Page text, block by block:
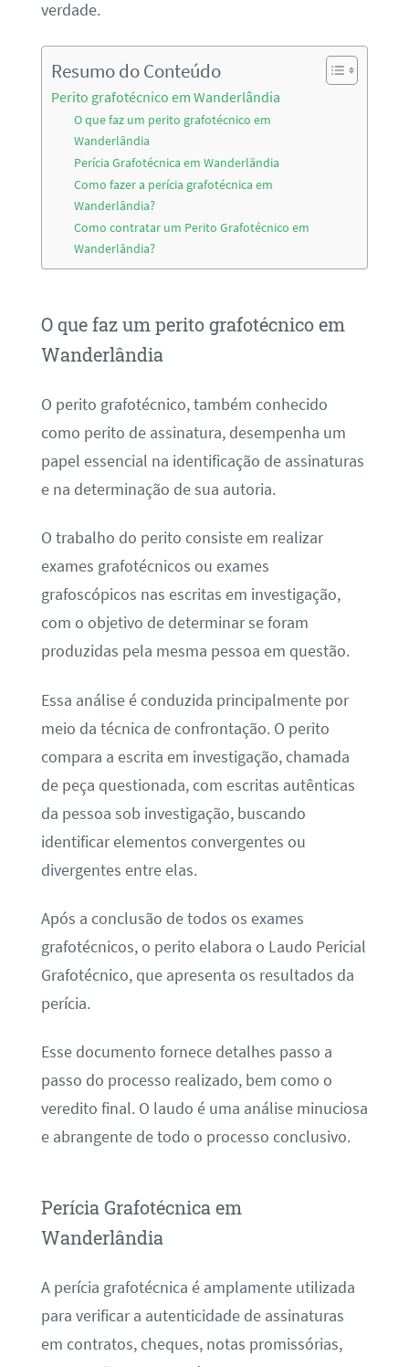
verdade.
Resumo do Conteúdo
Perito grafotécnico em Wanderlândia
O que faz um perito grafotécnico em
Wanderlândia
Perícia Grafotécnica em Wanderlândia
Como fazer a perícia grafotécnica em
Wanderlândia?
Como contratar um Perito Grafotécnico em
Wanderlândia?
O que faz um perito grafotécnico em
Wanderlândia
O perito grafotécnico, também conhecido
como perito de assinatura, desempenha um
papel essencial na identificação de assinaturas
e na determinação de sua autoria.
O trabalho do perito consiste em realizar
exames grafotécnicos ou exames
grafoscópicos nas escritas em investigação,
com o objetivo de determinar se foram
produzidas pela mesma pessoa em questão.
Essa análise é conduzida principalmente por
meio da técnica de confrontação. O perito
compara a escrita em investigação, chamada
de peça questionada, com escritas autênticas
da pessoa sob investigação, buscando
identificar elementos convergentes ou
divergentes entre elas.
Após a conclusão de todos os exames
grafotécnicos, o perito elabora o Laudo Pericial
Grafotécnico, que apresenta os resultados da
perícia.
Esse documento fornece detalhes passo a
passo do processo realizado, bem como o
veredito final. O laudo é uma análise minuciosa
e abrangente de todo o processo conclusivo.
Perícia Grafotécnica em
Wanderlândia
A perícia grafotécnica é amplamente utilizada
para verificar a autenticidade de assinaturas
em contratos, cheques, notas promissórias,